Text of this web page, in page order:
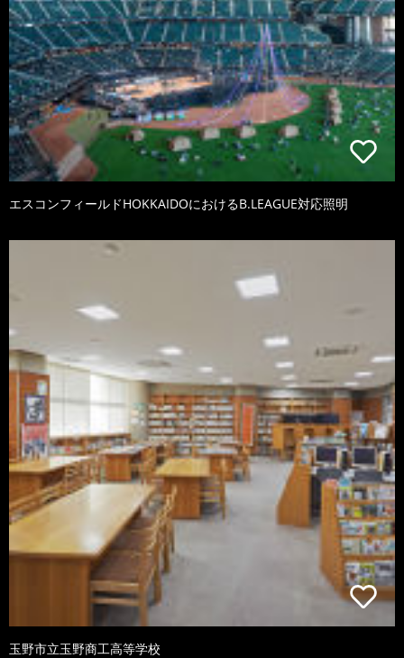
エスコンフィールドHOKKAIDOにおけるB.LEAGUE対応照明
玉野市立玉野商工高等学校